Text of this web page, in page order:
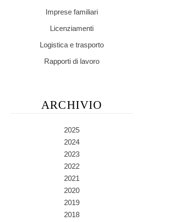
Imprese familiari
Licenziamenti
Logistica e trasporto
Rapporti di lavoro
ARCHIVIO
2025
2024
2023
2022
2021
2020
2019
2018